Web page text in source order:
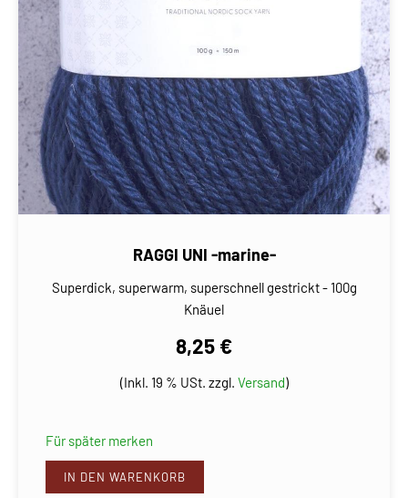
RAGGI UNI -marine-
Superdick, superwarm, superschnell gestrickt - 100g
Knäuel
8,25 €
(Inkl. 19 % USt. zzgl. Versand)
Für später merken
IN DEN WARENKORB